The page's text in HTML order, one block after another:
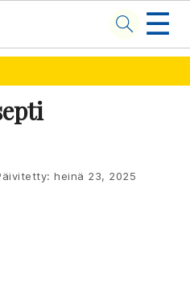
☰
heinä 23, 2025